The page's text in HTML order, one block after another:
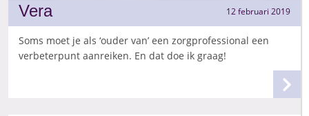
Vera 12 februari 2019
Soms moet je als ‘ouder van’ een zorgprofessional een
verbeterpunt aanreiken. En dat doe ik graag!